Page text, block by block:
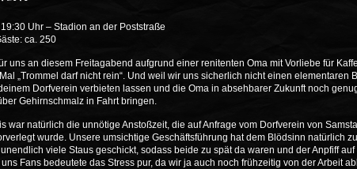
Uhr – Stadion an der Poststraße
ca. 250
uns an diesem Freitagabend aufgrund einer renitenten Oma mit Vorliebe für
„Trommel darf nicht rein“. Und weil wir uns sicherlich nicht einen elementaren
Dorfverein verbieten lassen und die Oma in absehbarer Zukunft noch
Gehirnschmalz in Fahrt bringen.
war natürlich die unnötige Anstoßzeit, die auf Anfrage vom Dorfverein von
wurde. Unsere umsichtige Geschäftsführung hat dem Blödsinn natürlich
viele Staus geschickt, sodass beide zu spät da waren und der Anpfiff
Fans bedeutete das Stress pur, da wir ja auch noch frühzeitig von der Arbeit